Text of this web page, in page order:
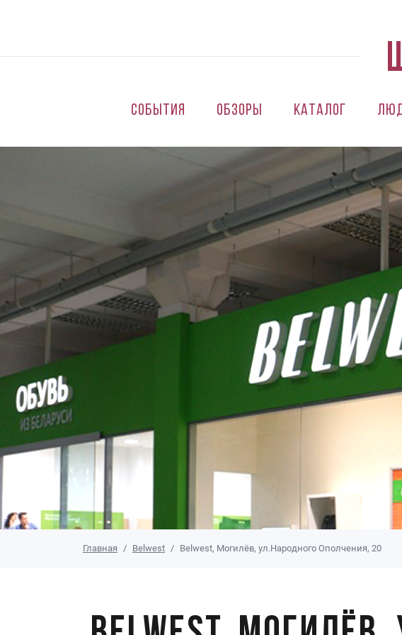
События Обзоры Каталог
Главная Belwest Belwest, Могилёв, ул.Народного Ополчения, 20